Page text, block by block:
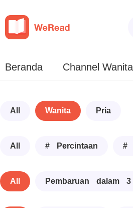
Beranda Channel Wanita
All Wanita Pria
All # Percintaan #
All Pembaruan dalam